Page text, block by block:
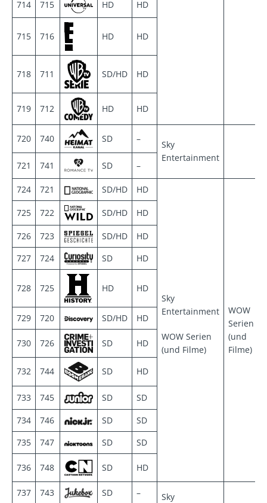
714 715 HD HD
715 716 HD HD
718 711 SD/HD HD
719 712 HD HD
720 740 SD –
Sky
Entertainment
721 741 SD –
724 721 SD/HD HD
Sky
Entertainment
WOW Serien
(und Filme)
WOW
Serien
(und
Filme)
725 722 SD/HD HD
726 723 SD/HD
HD
727
724 SD HD
728 725 HD HD
729 720 SD/HD HD
730 726 SD HD
732 744 SD HD
733 745 SD
SD
734
746 SD
SD
735
747 SD SD
736 748 SD HD
737 743 SD –
Sky